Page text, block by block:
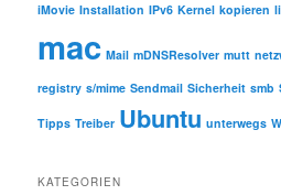
iMovie Installation IPv6 Kernel kopieren
mac Mail mDNSResolver mutt
registry s/mime Sendmail Sicherheit smb
Tipps Treiber Ubuntu unterwegs
KATEGORIEN